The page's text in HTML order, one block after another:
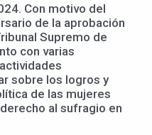
Con motivo del
de la aprobación
Supremo de
con varias
sobre los logros y
de las mujeres
al sufragio en